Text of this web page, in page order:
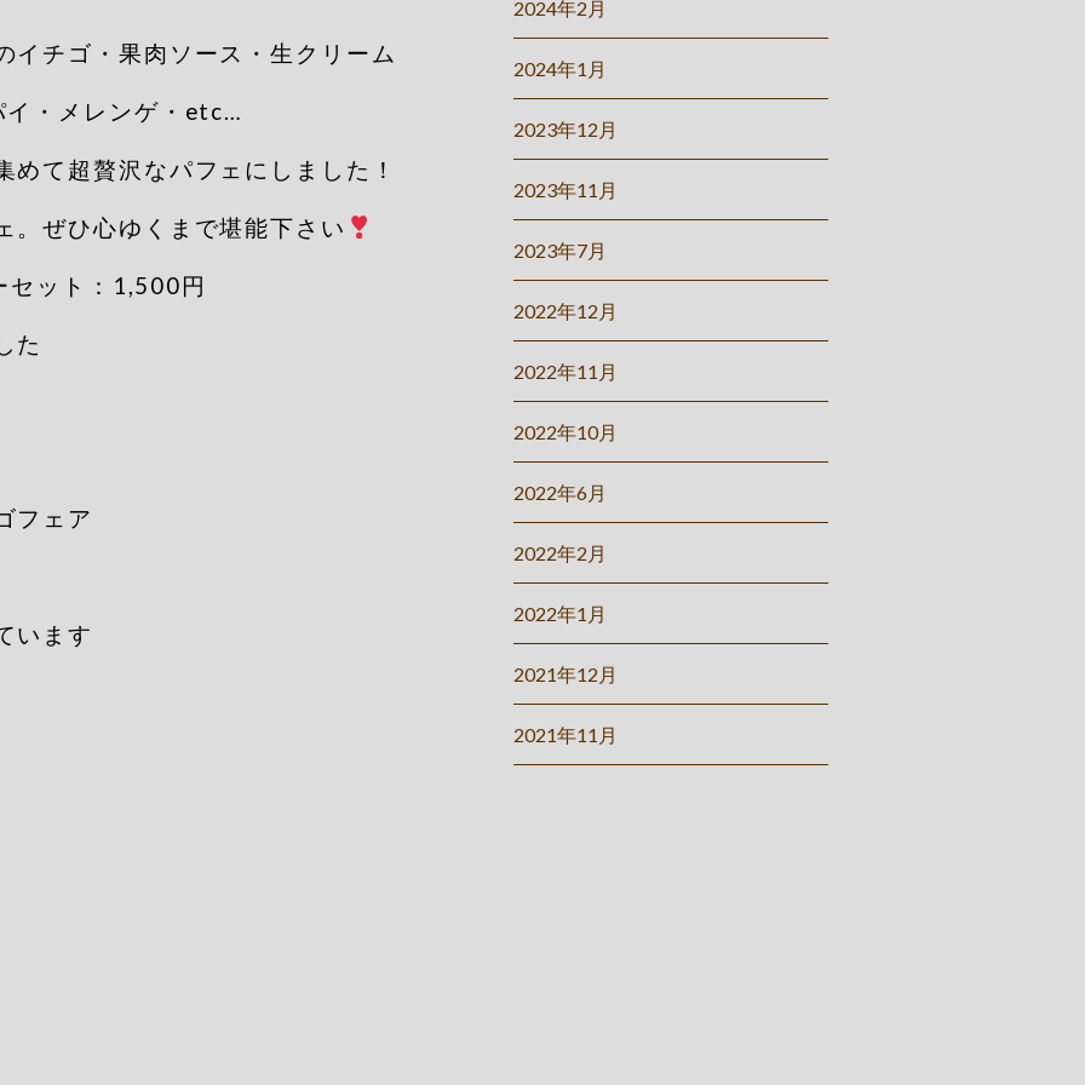
イチゴ・果肉ソース・生クリーム
イ・メレンゲ・etc…
めて超贅沢なパフェにしました！
。ぜひ心ゆくまで堪能下さい
セット：1,500円
た
フェア
います
2024年2月
2024年1月
2023年12月
2023年11月
2023年7月
2022年12月
2022年11月
2022年10月
2022年6月
2022年2月
2022年1月
2021年12月
2021年11月